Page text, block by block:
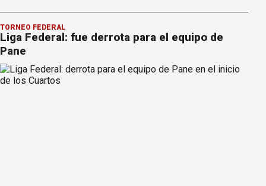
TORNEO FEDERAL
Liga Federal: fue derrota para el equipo de
Pane